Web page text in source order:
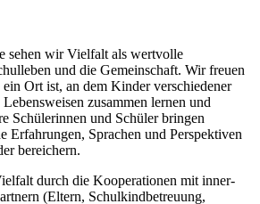
sehen wir Vielfalt als wertvolle
und die Gemeinschaft. Wir freuen
ein Ort ist, an dem Kinder verschiedener
zusammen lernen und
Schülerinnen und Schüler bringen
Erfahrungen, Sprachen und Perspektiven
bereichern.
durch die Kooperationen mit inner-
(Eltern, Schulkindbetreuung,